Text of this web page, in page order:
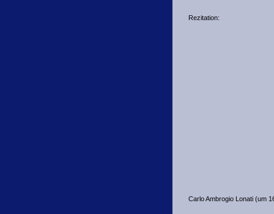
Rezitation:
Carlo Ambrogio Lonati (um